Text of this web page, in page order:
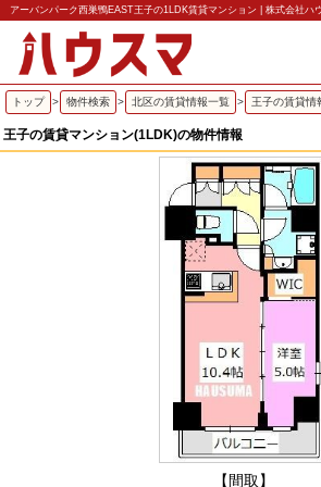
アーバンパーク西巣鴨EAST王子の1LDK賃貸マンション | 株式会社ハ
トップ > 物件検索 > 北区の賃貸情報一覧 > 王子の賃貸情
王子の賃貸マンション(1LDK)の物件情報
【間取】